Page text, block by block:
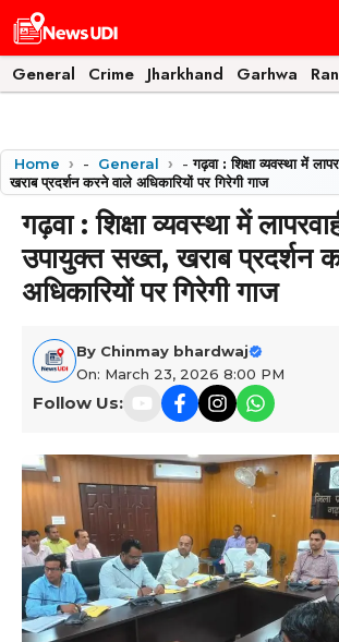
Skip
to
content
General Crime Jharkhand Garhwa
Home - General -गढ़वा : शिक्षा व्यवस्था में
खराब प्रदर्शन करने वाले अधिकारियों पर गिरेगी गाज
गढ़वा : शिक्षा व्यवस्था में
उपायुक्त सख्त, खराब प्रदर्शन
अधिकारियों पर गिरेगी गाज
By Chinmay bhardwaj
On: March 23, 2026 8:00 PM
Follow Us: